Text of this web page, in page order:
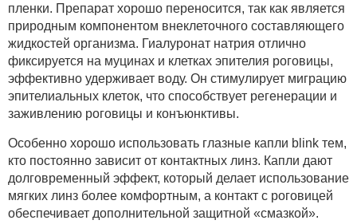
пленки. Препарат хорошо переносится, так как является
природным компонентом внеклеточного составляющего
жидкостей организма. Гиалуронат натрия отлично
фиксируется на муцинах и клетках эпителия роговицы,
эффективно удерживает воду. Он стимулирует миграцию
эпителиальных клеток, что способствует регенерации и
заживлению роговицы и конъюнктивы.
Особенно хорошо использовать глазные капли blink тем,
кто постоянно зависит от контактных линз. Капли дают
долговременный эффект, который делает использование
мягких линз более комфортным, а контакт с роговицей
обеспечивает дополнительной защитной «смазкой».